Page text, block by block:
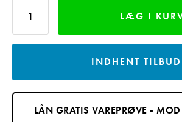
LÆG I
INDHENT TILBUD
LÅN GRATIS VAREPRØVE -